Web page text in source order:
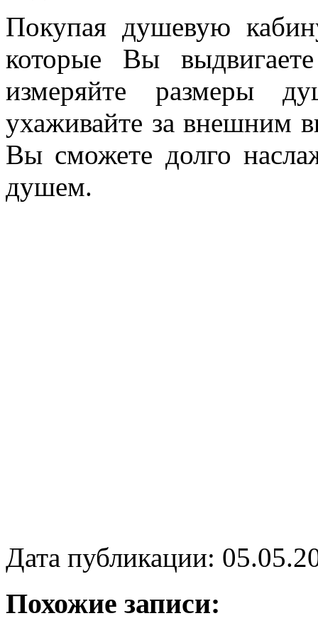
Покупая душевую
которые Вы
измеряйте размеры
ухаживайте за внешним
Вы сможете долго
душем.
Дата публикации:
Похожие записи: